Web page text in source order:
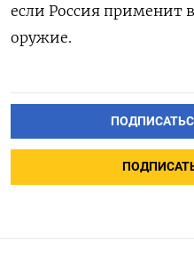
если Россия применит
оружие.